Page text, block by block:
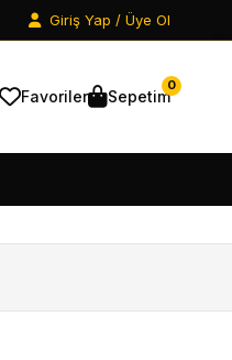
Giriş Yap / Üye Ol
Favoriler Sepetim
0